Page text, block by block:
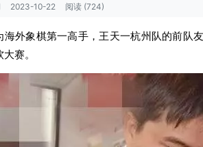
2023-10-22 阅读 (724)
海外象棋第一高手，王天一杭州队的前队
赛。